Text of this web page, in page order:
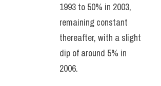
1993 to 50% in 2003,
remaining constant
thereafter, with a slight
dip of around 5% in
2006.